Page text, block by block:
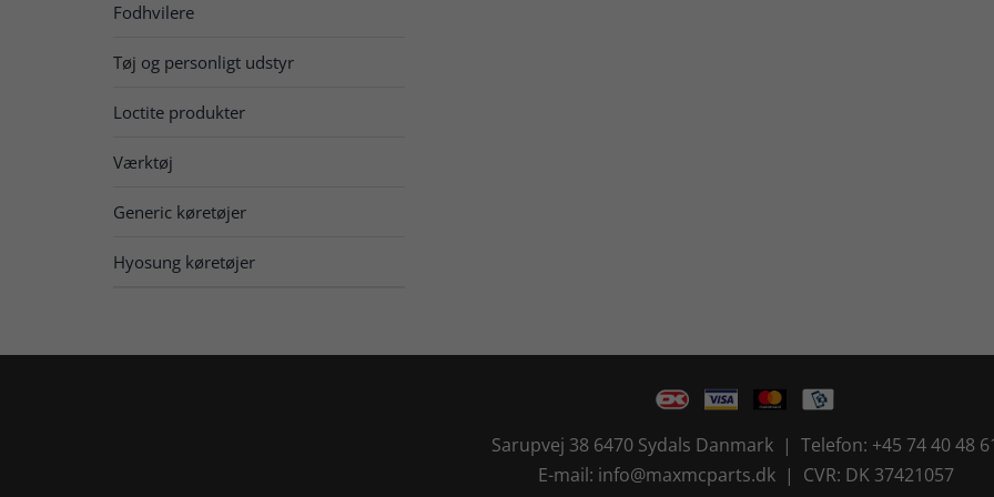
Fodhvilere
Tøj og personligt udstyr
Loctite produkter
Værktøj
Generic køretøjer
Hyosung køretøjer
Sarupvej 38 6470 Sydals Danmark | Telefon: +45 74 40 48
E-mail: info@maxmcparts.dk | CVR: DK 37421057